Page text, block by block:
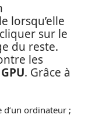
lorsqu’elle
sur le
du reste.
les
. Grâce à
ordinateur ;